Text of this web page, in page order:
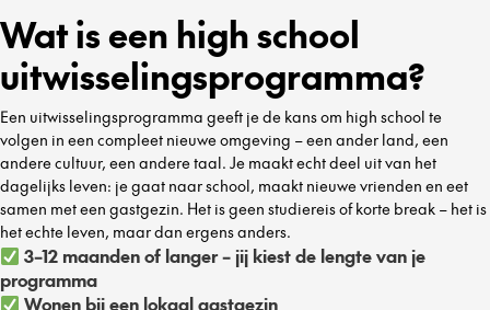
Wat is een high school
uitwisselingsprogramma?
Een uitwisselingsprogramma geeft je de kans om high school te
volgen in een compleet nieuwe omgeving – een ander land, een
andere cultuur, een andere taal. Je maakt echt deel uit van het
dagelijks leven: je gaat naar school, maakt nieuwe vrienden en eet
samen met een gastgezin. Het is geen studiereis of korte break – het is
het echte leven, maar dan ergens anders.
3–12 maanden of langer – jij kiest de lengte van je
programma
Wonen bij een lokaal gastgezin